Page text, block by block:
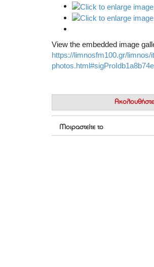
View the embedded image
https://limnosfm100.gr/
Μοιραστείτε το